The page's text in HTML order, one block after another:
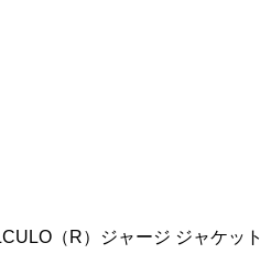
（R）ジャージ ジャケット